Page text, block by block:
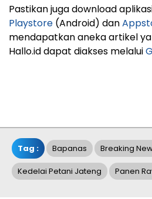
Pastikan juga download
Playstore (Android) dan
mendapatkan aneka artikel
Hallo.id dapat diakses melalui
Tag : Bapanas Breaking
Kedelai Petani Jateng Panen